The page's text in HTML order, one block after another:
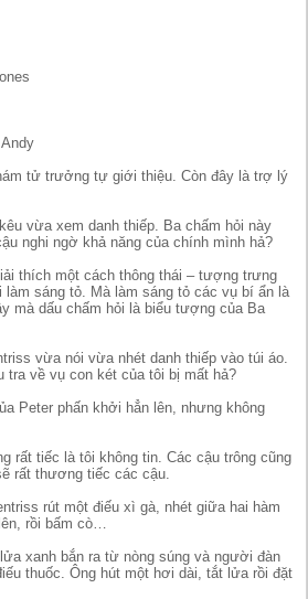
tử trưởng tự giới thiệu. Còn đây là trợ lý
vừa xem danh thiếp. Ba chấm hỏi này
nghi ngờ khả năng của chính mình hả?
thích một cách thông thái – tượng trưng
sáng tỏ. Mà làm sáng tỏ các vụ bí ẩn là
mà dấu chấm hỏi là biểu tượng của Ba
vừa nói vừa nhét danh thiếp vào túi áo.
tra về vụ con két của tôi bị mất hả?
Peter phấn khởi hẳn lên, nhưng không
rất tiếc là tôi không tin. Các cậu trông cũng
rất thương tiếc các cậu.
rút một điếu xì gà, nhét giữa hai hàm
rồi bấm cò…
xanh bắn ra từ nòng súng và người đàn
thuốc. Ông hút một hơi dài, tắt lửa rồi đặt